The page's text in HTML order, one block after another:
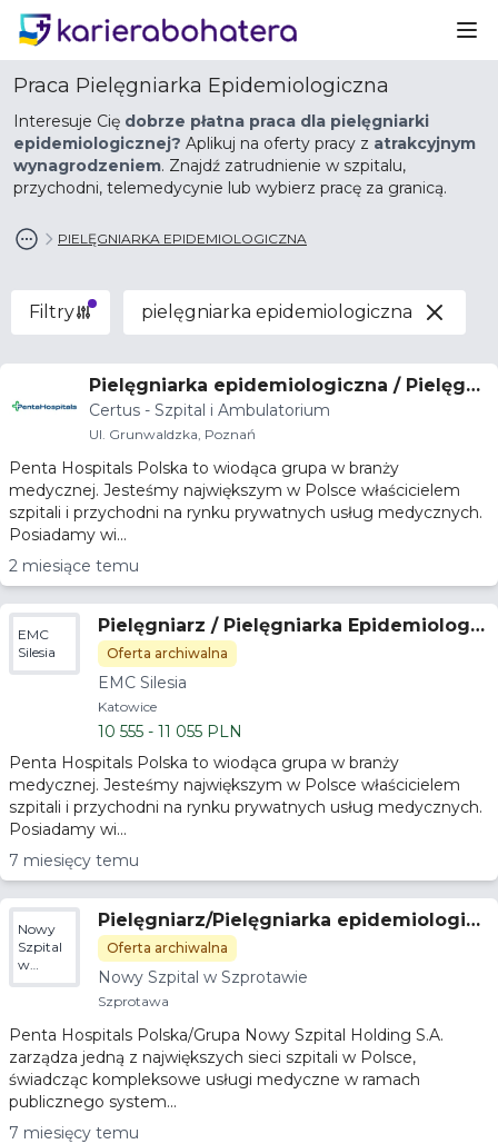
Praca Pielęgniarka Epidemiologiczna
Interesuje Cię dobrze płatna praca dla pielęgniarki
epidemiologicznej? Aplikuj na oferty pracy z atrakcyjnym
wynagrodzeniem. Znajdź zatrudnienie w szpitalu,
przychodni, telemedycynie lub wybierz pracę za granicą.
PIELĘGNIARKA EPIDEMIOLOGICZNA
Filtry pielęgniarka epidemiologiczna
Pielęgniarka epidemiologiczna / Pielęgni
arz epidemiologiczny
Certus - Szpital i Ambulatorium
Ul. Grunwaldzka, Poznań
Penta Hospitals Polska to wiodąca grupa w branży
medycznej. Jesteśmy największym w Polsce właścicielem
szpitali i przychodni na rynku prywatnych usług medycznych.
Posiadamy wi...
2 miesiące temu
EMC
Silesia
Pielęgniarz / Pielęgniarka Epidemiologic
zna / Koordynująca
Oferta archiwalna
EMC Silesia
Katowice
10 555 - 11 055 PLN
Penta Hospitals Polska to wiodąca grupa w branży
medycznej. Jesteśmy największym w Polsce właścicielem
szpitali i przychodni na rynku prywatnych usług medycznych.
Posiadamy wi...
7 miesięcy temu
Nowy
Szpital
w
Szprotawie
Pielęgniarz/Pielęgniarka epidemiologicz
na
Oferta archiwalna
Nowy Szpital w Szprotawie
Szprotawa
Penta Hospitals Polska/Grupa Nowy Szpital Holding S.A.
zarządza jedną z największych sieci szpitali w Polsce,
świadcząc kompleksowe usługi medyczne w ramach
publicznego system...
7 miesięcy temu